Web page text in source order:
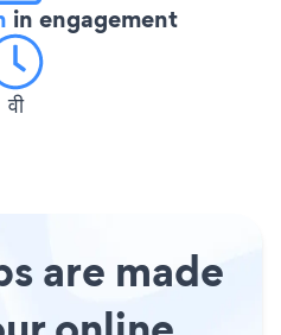
in engagement
वी
are made